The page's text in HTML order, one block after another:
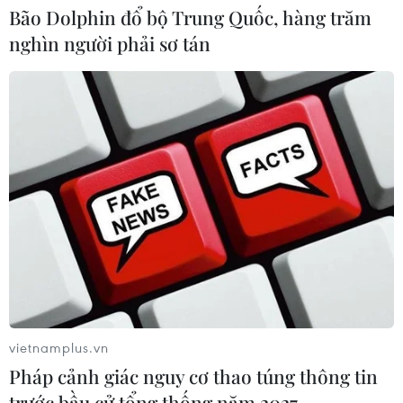
06/08/2026 09:40
Meta tung công cụ AI lập trình tự
động cho nhà phát triển
06/08/2026 06:40
Xem thêm
CƠ QUAN CHỦ QUẢN: THÔNG TẤN XÃ VIỆT NAM
Bão Dolphin đổ bộ Trung Quốc, hàng trăm
nghìn người phải sơ tán
vietnamplus.vn
Pháp cảnh giác nguy cơ thao túng thông tin